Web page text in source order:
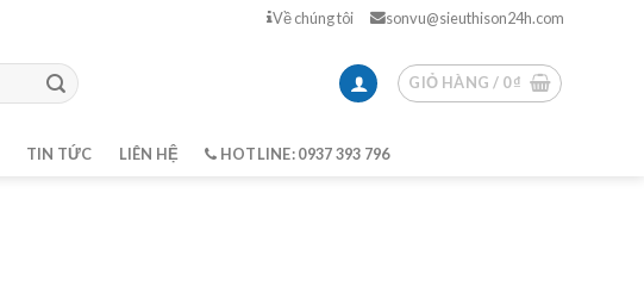
Về chúng tôi sonvu@sieuthison24h.com
GIỎ HÀNG / 0₫
TIN TỨC LIÊN HỆ HOTLINE: 0937 393 796